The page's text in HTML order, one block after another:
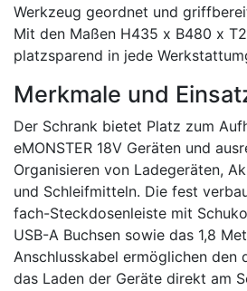
Werkzeug geordnet und
Mit den Maßen H435 x B480 x
platzsparend in jede
Merkmale und
Der Schrank bietet Platz zum
eMONSTER 18V Geräten und
Organisieren von Ladegeräten,
und Schleifmitteln. Die fest
fach-Steckdosenleiste mit
USB-A Buchsen sowie das 1,8
Anschlusskabel ermöglichen den
das Laden der Geräte direkt am